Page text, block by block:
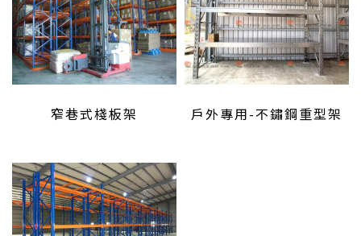
窄巷式棧板架 戶外專用-不鏽鋼重型架